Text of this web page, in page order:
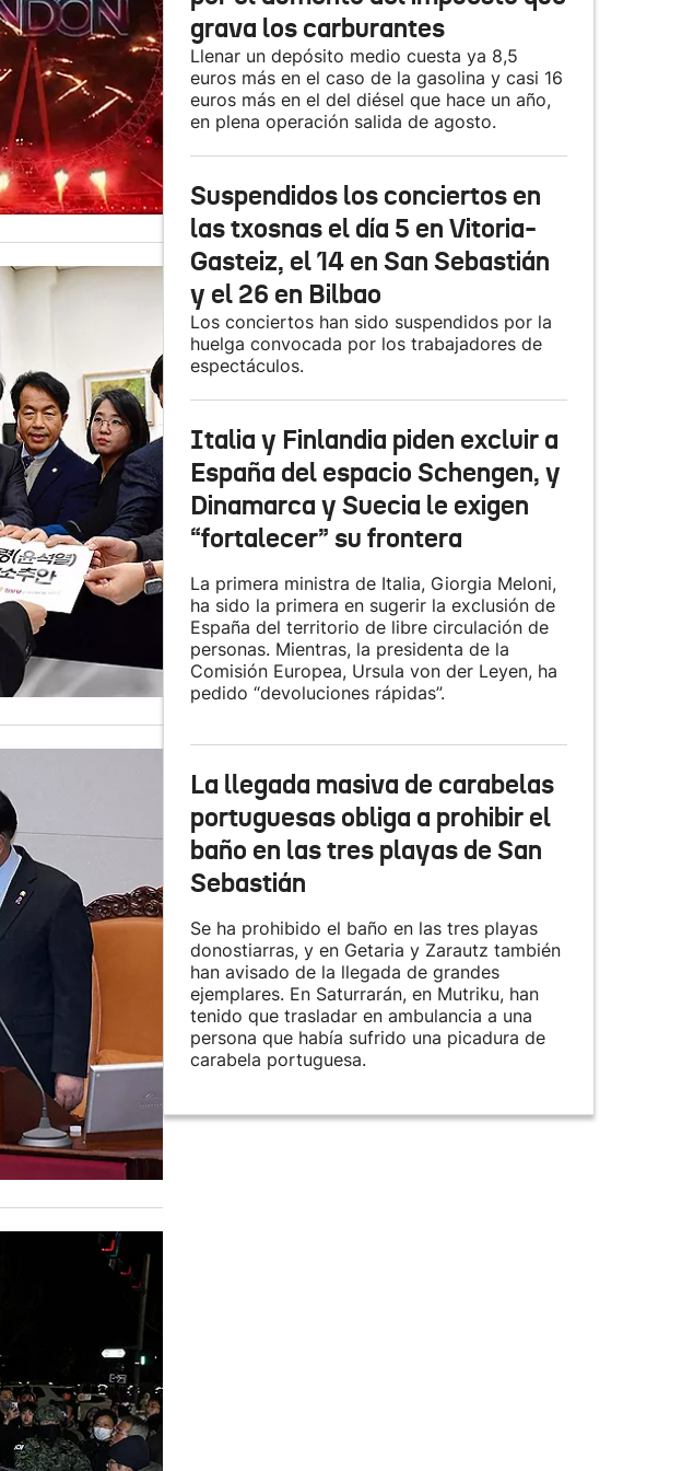
grava los carburantes
Llenar un depósito medio cuesta ya 8,5
euros más en el caso de la gasolina y casi 16
euros más en el del diésel que hace un año,
en plena operación salida de agosto.
Suspendidos los conciertos en
las txosnas el día 5 en Vitoria-
Gasteiz, el 14 en San Sebastián
y el 26 en Bilbao
Los conciertos han sido suspendidos por la
huelga convocada por los trabajadores de
espectáculos.
Italia y Finlandia piden excluir a
España del espacio Schengen, y
Dinamarca y Suecia le exigen
“fortalecer” su frontera
La primera ministra de Italia, Giorgia Meloni,
ha sido la primera en sugerir la exclusión de
España del territorio de libre circulación de
personas. Mientras, la presidenta de la
Comisión Europea, Ursula von der Leyen, ha
pedido “devoluciones rápidas”.
La llegada masiva de carabelas
portuguesas obliga a prohibir el
baño en las tres playas de San
Sebastián
Se ha prohibido el baño en las tres playas
donostiarras, y en Getaria y Zarautz también
han avisado de la llegada de grandes
ejemplares. En Saturrarán, en Mutriku, han
tenido que trasladar en ambulancia a una
persona que había sufrido una picadura de
carabela portuguesa.